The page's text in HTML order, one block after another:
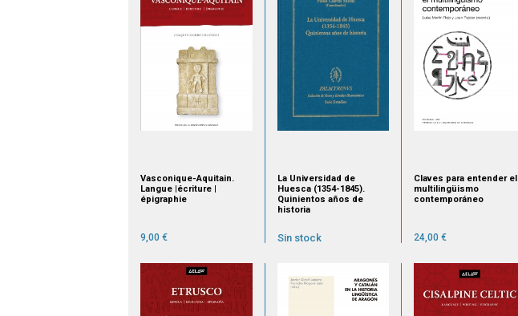
Vasconique-Aquitain.
Langue |écriture |
épigraphie
9,00 €
La Universidad de
Huesca (1354-1845).
Quinientos años de
historia
Sin stock
Claves para entender el
multilingüismo
contemporáneo
24,00 €